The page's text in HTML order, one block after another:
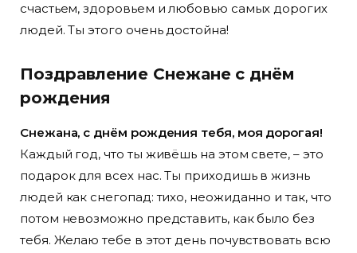
счастьем, здоровьем и любовью самых дорогих
людей. Ты этого очень достойна!
Поздравление Снежане с днём
рождения
Снежана, с днём рождения тебя, моя дорогая!
Каждый год, что ты живёшь на этом свете, – это
подарок для всех нас. Ты приходишь в жизнь
людей как снегопад: тихо, неожиданно и так, что
потом невозможно представить, как было без
тебя. Желаю тебе в этот день почувствовать всю